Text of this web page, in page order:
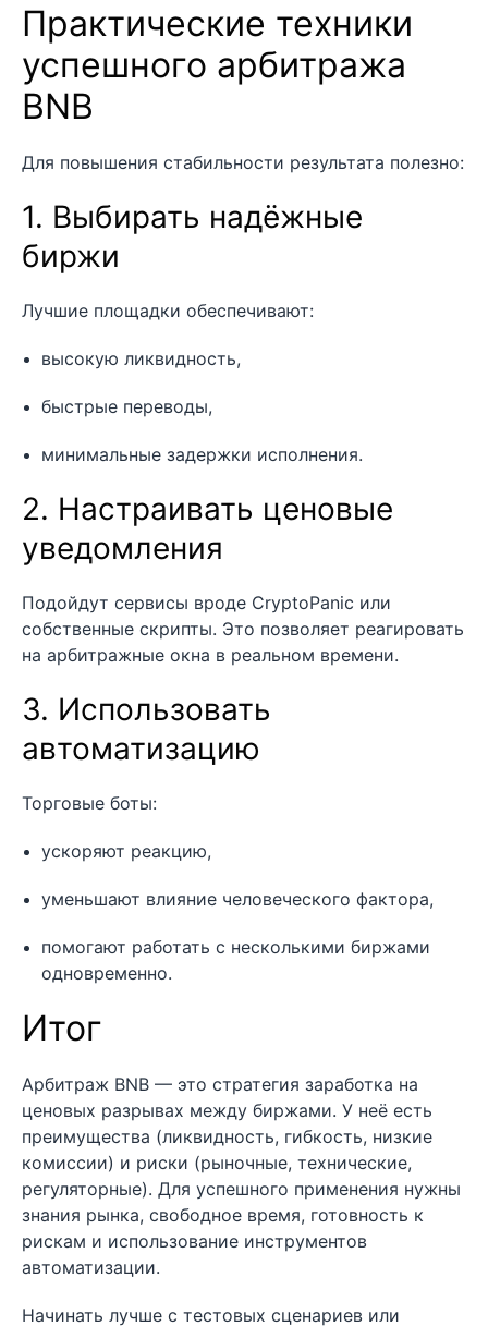
Практические техники
успешного арбитража
BNB
Для повышения стабильности результата полезно:
1. Выбирать надёжные
биржи
Лучшие площадки обеспечивают:
высокую ликвидность,
быстрые переводы,
минимальные задержки исполнения.
2. Настраивать ценовые
уведомления
Подойдут сервисы вроде CryptoPanic или
собственные скрипты. Это позволяет реагировать
на арбитражные окна в реальном времени.
3. Использовать
автоматизацию
Торговые боты:
ускоряют реакцию,
уменьшают влияние человеческого фактора,
помогают работать с несколькими биржами
одновременно.
Итог
Арбитраж BNB — это стратегия заработка на
ценовых разрывах между биржами. У неё есть
преимущества (ликвидность, гибкость, низкие
комиссии) и риски (рыночные, технические,
регуляторные). Для успешного применения нужны
знания рынка, свободное время, готовность к
рискам и использование инструментов
автоматизации.
Начинать лучше с тестовых сценариев или